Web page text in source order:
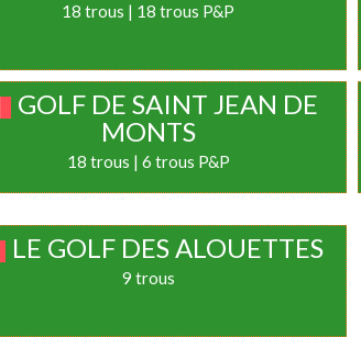
18 trous | 18 trous P&P
GOLF DE SAINT JEAN DE
MONTS
18 trous | 6 trous P&P
LE GOLF DES ALOUETTES
9 trous